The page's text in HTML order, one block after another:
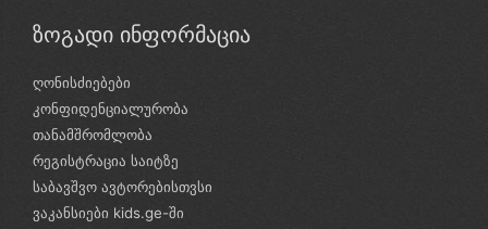
ზოგადი ინფორმაცია
ღონისძიებები
კონფიდენციალურობა
თანამშრომლობა
რეგისტრაცია საიტზე
საბავშვო ავტორებისთვსი
ვაკანსიები kids.ge-ში